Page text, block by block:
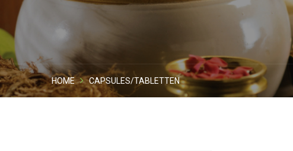
HOME CAPSULES/TABLETTEN